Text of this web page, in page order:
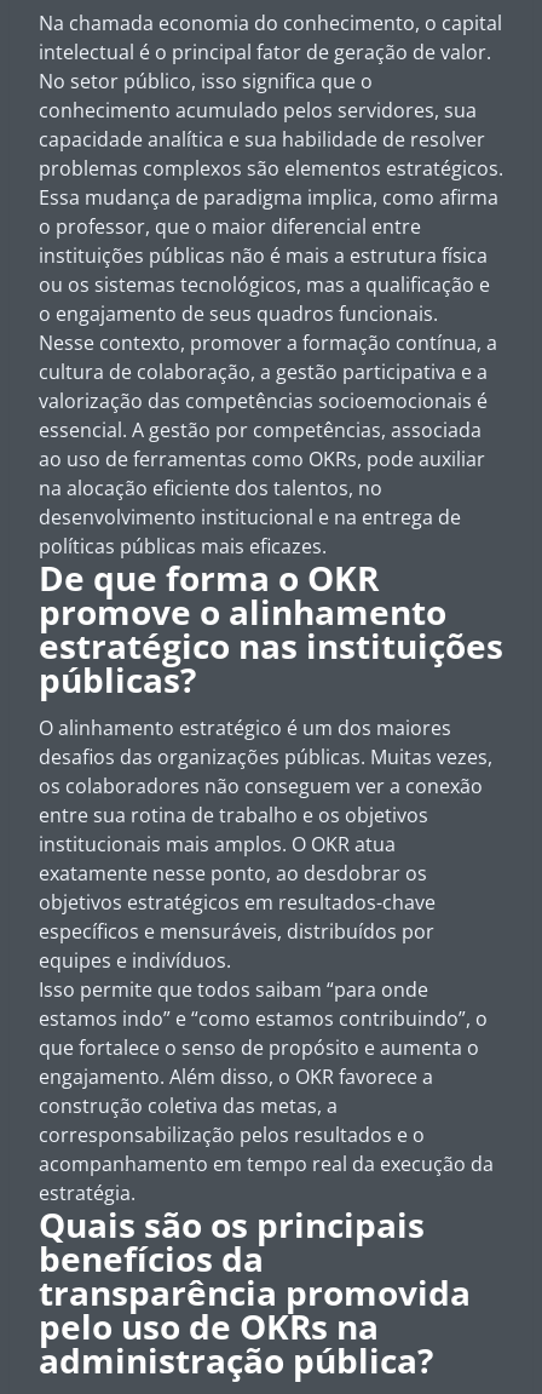
Na chamada economia do conhecimento, o capital
intelectual é o principal fator de geração de valor.
No setor público, isso significa que o
conhecimento acumulado pelos servidores, sua
capacidade analítica e sua habilidade de resolver
problemas complexos são elementos estratégicos.
Essa mudança de paradigma implica, como afirma
o professor, que o maior diferencial entre
instituições públicas não é mais a estrutura física
ou os sistemas tecnológicos, mas a qualificação e
o engajamento de seus quadros funcionais.
Nesse contexto, promover a formação contínua, a
cultura de colaboração, a gestão participativa e a
valorização das competências socioemocionais é
essencial. A gestão por competências, associada
ao uso de ferramentas como OKRs, pode auxiliar
na alocação eficiente dos talentos, no
desenvolvimento institucional e na entrega de
políticas públicas mais eficazes.
De que forma o OKR
promove o alinhamento
estratégico nas instituições
públicas?
O alinhamento estratégico é um dos maiores
desafios das organizações públicas. Muitas vezes,
os colaboradores não conseguem ver a conexão
entre sua rotina de trabalho e os objetivos
institucionais mais amplos. O OKR atua
exatamente nesse ponto, ao desdobrar os
objetivos estratégicos em resultados-chave
específicos e mensuráveis, distribuídos por
equipes e indivíduos.
Isso permite que todos saibam “para onde
estamos indo” e “como estamos contribuindo”, o
que fortalece o senso de propósito e aumenta o
engajamento. Além disso, o OKR favorece a
construção coletiva das metas, a
corresponsabilização pelos resultados e o
acompanhamento em tempo real da execução da
estratégia.
Quais são os principais
benefícios da
transparência promovida
pelo uso de OKRs na
administração pública?